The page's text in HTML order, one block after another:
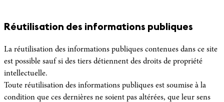
Réutilisation des informations publiques
La réutilisation des informations publiques contenues dans ce site
est possible sauf si des tiers détiennent des droits de propriété
intellectuelle.
Toute réutilisation des informations publiques est soumise à la
condition que ces dernières ne soient pas altérées, que leur sens